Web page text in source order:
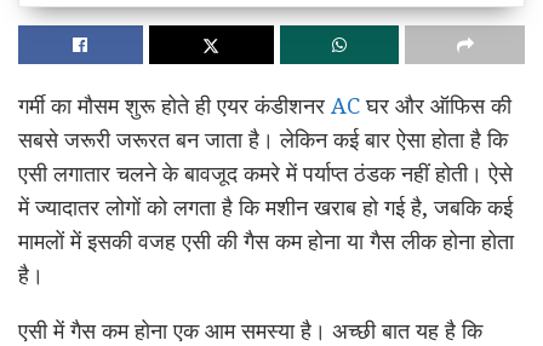
गर्मी का मौसम शुरू होते ही एयर कंडीशनर ACघर और ऑफिस की
सबसे जरूरी जरूरत बन जाता है। लेकिन कई बार ऐसा होता है कि
एसी लगातार चलने के बावजूद कमरे में पर्याप्त ठंडक नहीं होती। ऐसे
में ज्यादातर लोगों को लगता है कि मशीन खराब हो गई है, जबकि कई
मामलों में इसकी वजह एसी की गैस कम होना या गैस लीक होना होता
है।
एसी में गैस कम होना एक आम समस्या है। अच्छी बात यह है कि